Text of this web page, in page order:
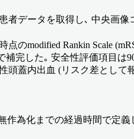
者データを取得し､ 中央画
点のmodified Rankin Scale
完した｡ 安全性評価項目は
頭蓋内出血 (リスク差として
作為化までの経過時間で定